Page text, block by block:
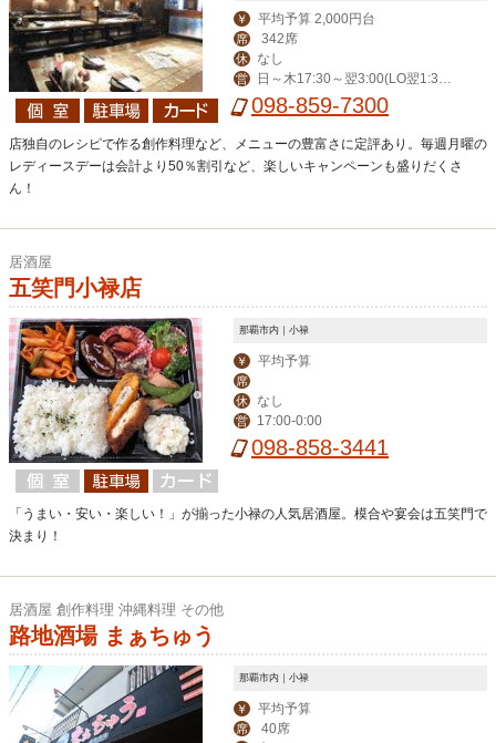
￥ 平均予算 2,000円台
席 342席
休 なし
営
日～木17:30～翌3:00(LO翌1:3
0)、金・土・祝前～翌5:00(LO翌3:30)
098-859-7300
店独自のレシピで作る創作料理など、メニューの豊富さに定評あり。毎週月曜の
レディースデーは会計より50％割引など、楽しいキャンペーンも盛りだくさ
ん！
居酒屋
五笑門小禄店
那覇市内｜小禄
￥ 平均予算
席
休
なし
営 17:00-0:00
098-858-3441
「うまい・安い・楽しい！」が揃った小禄の人気居酒屋。模合や宴会は五笑門で
決まり！
居酒屋 創作料理 沖縄料理 その他
路地酒場 まぁちゅう
那覇市内｜小禄
￥ 平均予算
席 40席